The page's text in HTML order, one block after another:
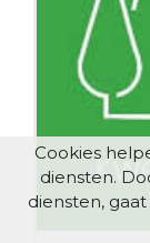
Cookies
diensten.
diensten,